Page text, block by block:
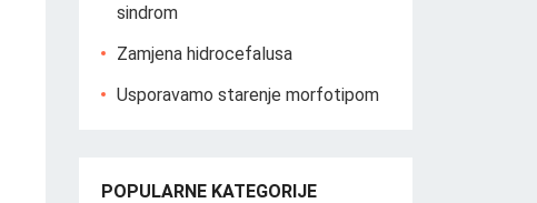
sindrom
Zamjena hidrocefalusa
Usporavamo starenje morfotipom
POPULARNE KATEGORIJE